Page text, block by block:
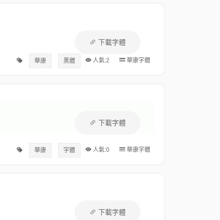
下載字體
華康字體
人氣:2
華康 黑體
下載字體
華康字體
人氣:0
華康 字體
下載字體